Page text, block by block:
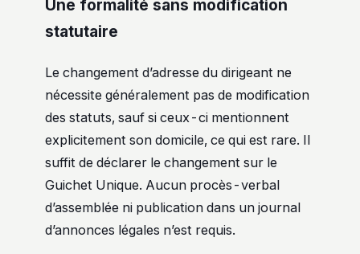
Une formalité sans modification
statutaire
Le changement d’adresse du dirigeant ne
nécessite généralement pas de modification
des statuts, sauf si ceux-ci mentionnent
explicitement son domicile, ce qui est rare. Il
suffit de déclarer le changement sur le
Guichet Unique. Aucun procès-verbal
d’assemblée ni publication dans un journal
d’annonces légales n’est requis.